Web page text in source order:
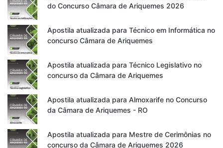
do Concurso Câmara de Ariquemes 2026
Apostila atualizada para Técnico em Informática no
concurso Câmara de Ariquemes
Apostila atualizada para Técnico Legislativo no
concurso da Câmara de Ariquemes
Apostila atualizada para Almoxarife no Concurso
da Câmara de Ariquemes - RO
Apostila atualizada para Mestre de Cerimônias no
concurso da Câmara de Ariquemes 2026